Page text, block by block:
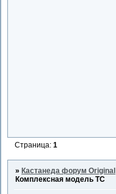
Страница:1
»Кастанеда форум Original
Комплексная модель ТС